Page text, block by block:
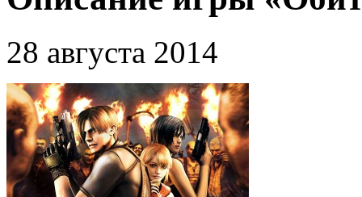
28 августа 2014